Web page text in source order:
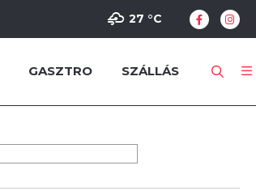
27 °C
GASZTRO SZÁLLÁS